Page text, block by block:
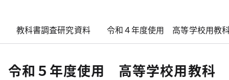
教科書調査研究資料 令和４年度使用 高等学校用教
令和５年度使用 高等学校用教科